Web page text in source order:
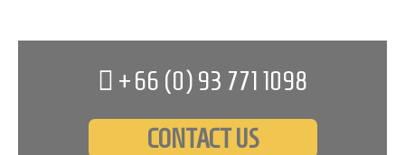
+66 (0) 93 771 1098
CONTACT US